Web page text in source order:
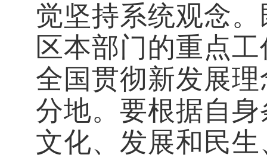
觉坚持系统观念
区本部门的重点
全国贯彻新发展
分地。要根据自
文化、发展和民